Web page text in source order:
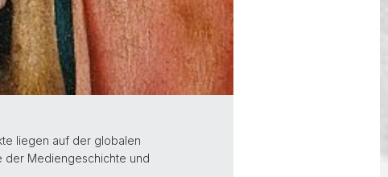
liegen auf der globalen
der Mediengeschichte und